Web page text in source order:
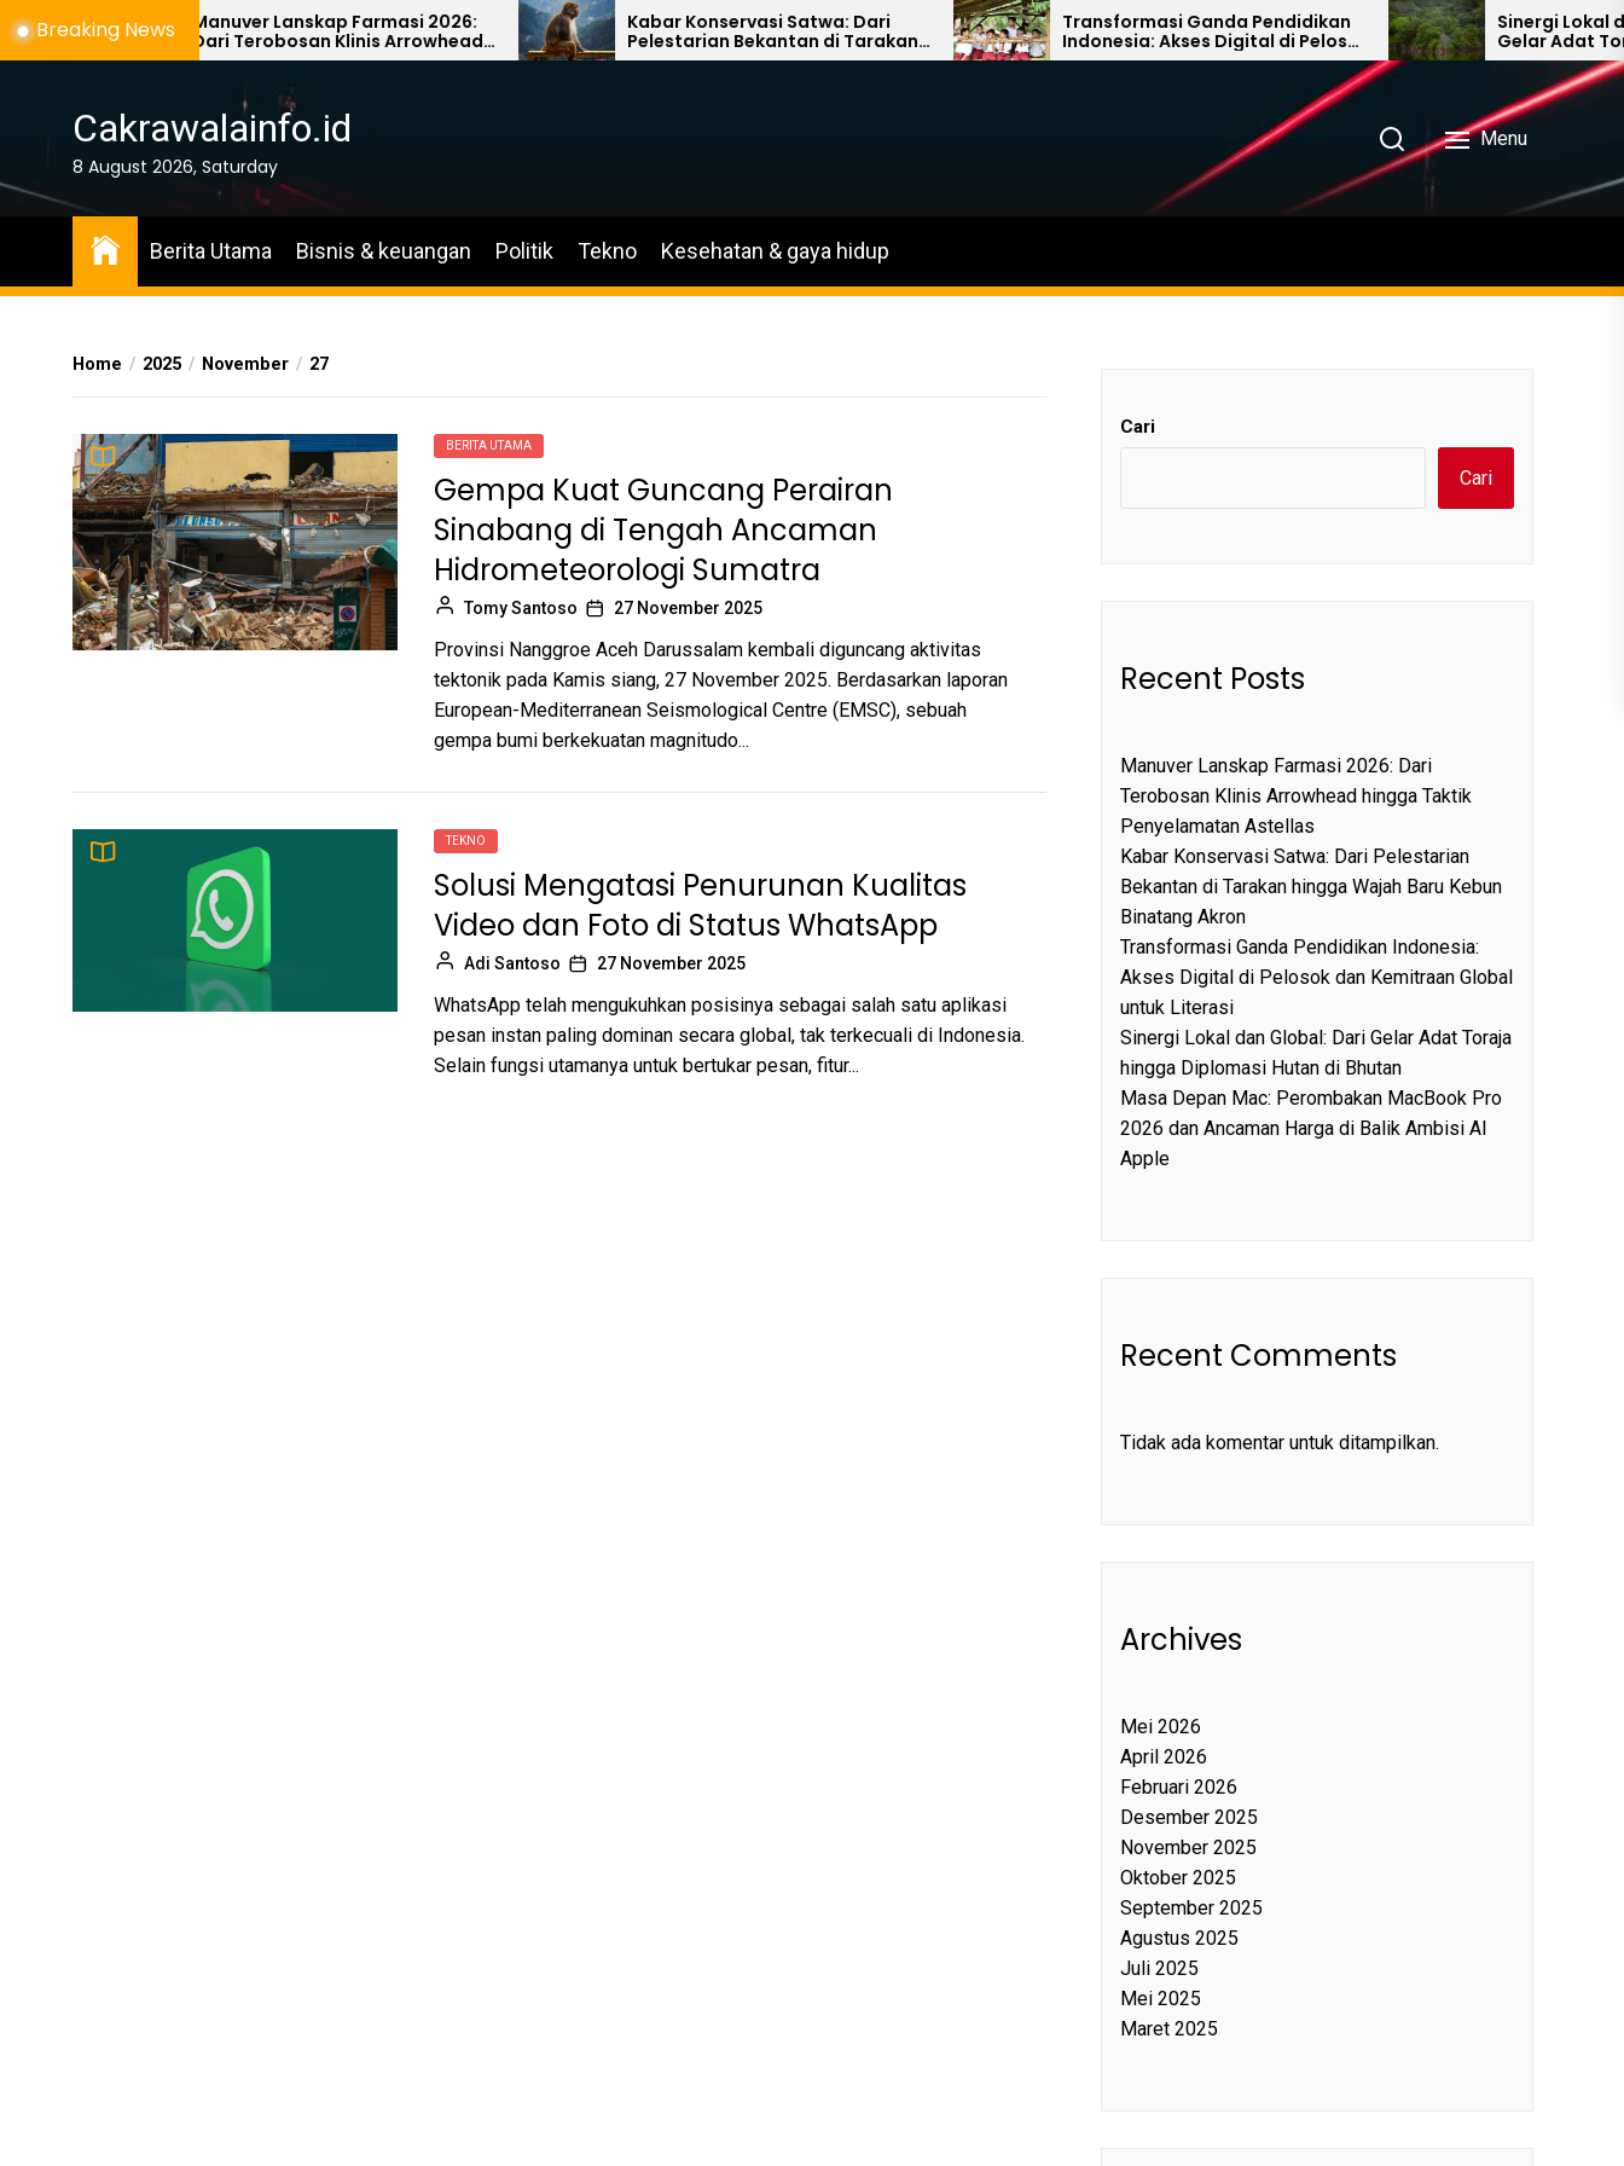
Skip
to
Breaking NewsManuver Lanskap Farmasi 2026:
Dari Terobosan Klinis Arrowhead
hingga Taktik Penyelamatan
Kabar Konservasi Satwa: Dari
Pelestarian Bekantan di Tarakan
hingga Wajah Baru Kebun
Transformasi Ganda Pendidikan
Indonesia: Akses Digital di Pelosok
dan Kemitraan Global untuk
Sinergi Lokal dan
Gelar Adat Toraja
Diplomasi Hutan di
Cakrawalainfo.id
8 August 2026, Saturday
Menu
Berita Utama Bisnis & keuangan Politik Tekno Kesehatan & gaya hidup
Home 2025 November 27
BERITA UTAMA
Gempa Kuat Guncang Perairan
Sinabang di Tengah Ancaman
Hidrometeorologi Sumatra
Tomy Santoso 27 November 2025
Provinsi Nanggroe Aceh Darussalam kembali diguncang aktivitas
tektonik pada Kamis siang, 27 November 2025. Berdasarkan laporan
European-Mediterranean Seismological Centre (EMSC), sebuah
gempa bumi berkekuatan magnitudo...
TEKNO
Solusi Mengatasi Penurunan Kualitas
Video dan Foto di Status WhatsApp
Adi Santoso 27 November 2025
WhatsApp telah mengukuhkan posisinya sebagai salah satu aplikasi
pesan instan paling dominan secara global, tak terkecuali di Indonesia.
Selain fungsi utamanya untuk bertukar pesan, fitur...
Cari
Cari
Recent Posts
Manuver Lanskap Farmasi 2026: Dari
Terobosan Klinis Arrowhead hingga Taktik
Penyelamatan Astellas
Kabar Konservasi Satwa: Dari Pelestarian
Bekantan di Tarakan hingga Wajah Baru Kebun
Binatang Akron
Transformasi Ganda Pendidikan Indonesia:
Akses Digital di Pelosok dan Kemitraan Global
untuk Literasi
Sinergi Lokal dan Global: Dari Gelar Adat Toraja
hingga Diplomasi Hutan di Bhutan
Masa Depan Mac: Perombakan MacBook Pro
2026 dan Ancaman Harga di Balik Ambisi AI
Apple
Recent Comments
Tidak ada komentar untuk ditampilkan.
Archives
Mei 2026
April 2026
Februari 2026
Desember 2025
November 2025
Oktober 2025
September 2025
Agustus 2025
Juli 2025
Mei 2025
Maret 2025